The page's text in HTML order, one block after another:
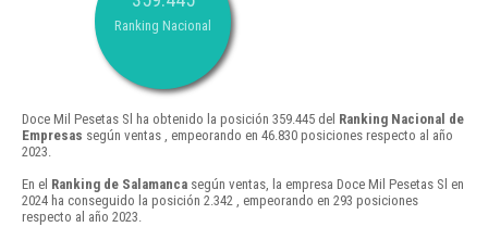
Ranking Nacional
Doce Mil Pesetas Sl ha obtenido la posición 359.445 del Ranking Nacional de
Empresas según ventas , empeorando en 46.830 posiciones respecto al año
2023.
En el Ranking de Salamanca según ventas, la empresa Doce Mil Pesetas Sl en
2024 ha conseguido la posición 2.342 , empeorando en 293 posiciones
respecto al año 2023.